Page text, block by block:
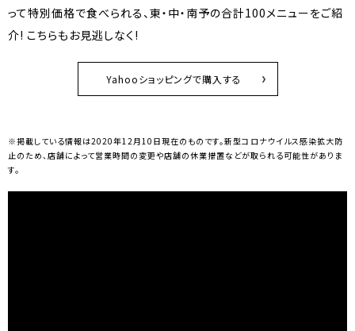
って特別価格で食べられる、東・中・南予の合計100メニューをご紹
介! こちらもお見逃しなく!
Yahooショッピングで購入する
※掲載している情報は2020年12月10日現在のものです。新型コロナウイルス感染拡大防
止のため、店舗によって営業時間の変更や店舗の休業措置などが取られる可能性がありま
す。